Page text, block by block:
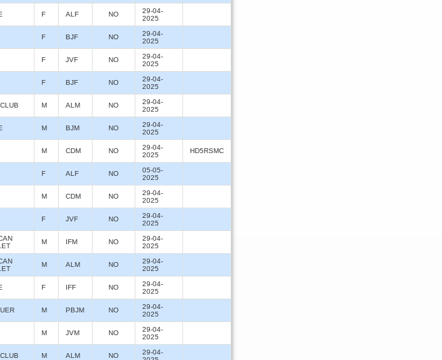
F ALF NO
29-04-
2025
F BJF NO
29-04-
2025
F JVF NO
29-04-
2025
F BJF NO
29-04-
2025
M ALM NO
29-04-
2025
M BJM NO
29-04-
2025
M CDM NO
29-04-
2025
HD5RSMC
F ALF NO
05-05-
2025
M CDM NO
29-04-
2025
F JVF NO
29-04-
2025
M IFM NO
29-04-
2025
M ALM NO
29-04-
2025
F IFF NO
29-04-
2025
M PBJM NO
29-04-
2025
M JVM NO
29-04-
2025
M ALM NO
29-04-